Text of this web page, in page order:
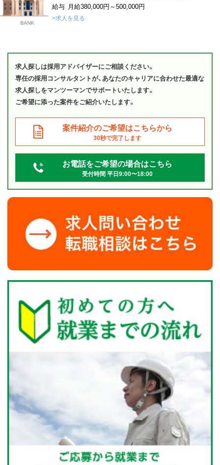
給与 月給380,000円～500,000円
>求人を見る
求人探しは採用アドバイザーにご相談ください。
専任の採用コンサルタントが、あなたのキャリアに合わせた最適な
求人探しをマンツーマンでサポートいたします。
ご希望に添った案件をご紹介いたします。
案件紹介のご希望はこちらから
30秒で完了します
お電話をご希望の場合はこちら
受付時間 平日9:00〜18:00